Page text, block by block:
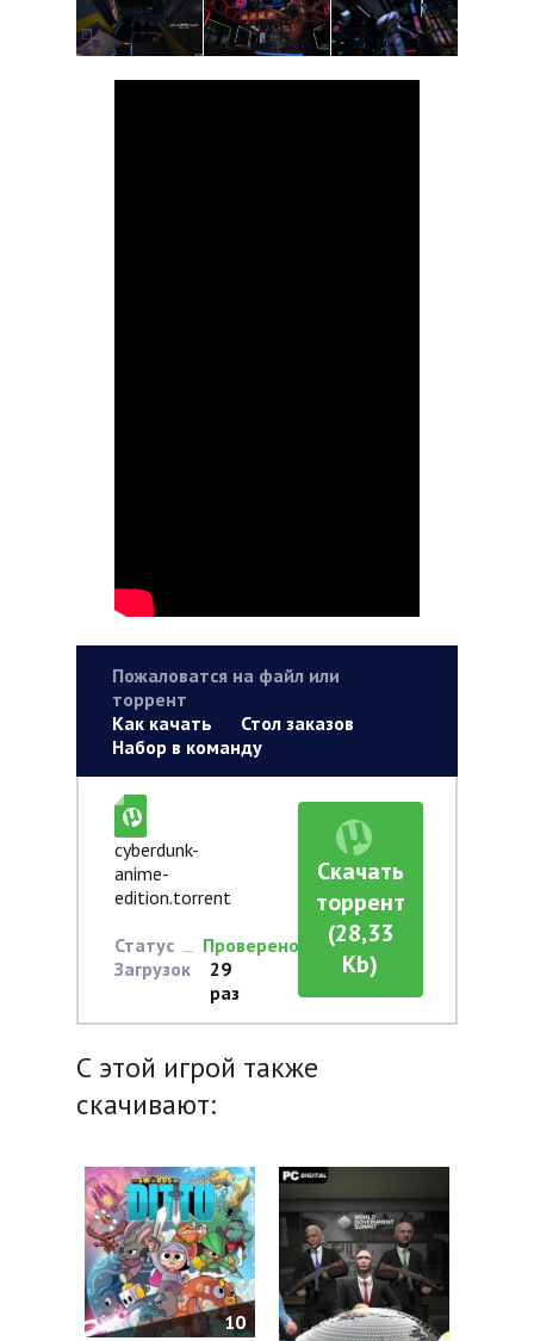
Пожаловатся на файл или
торрент
Как качать
Стол заказов
Набор в команду
cyberdunk-
anime-
edition.torrent
Статус
Проверено
Загрузок
29
раз
Скачать
торрент
(28,33
Kb)
С этой игрой также
скачивают:
10